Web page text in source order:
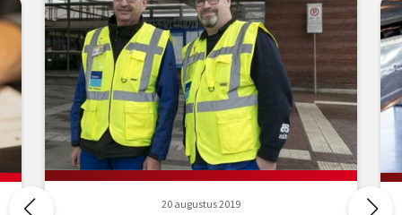
20 augustus 2019